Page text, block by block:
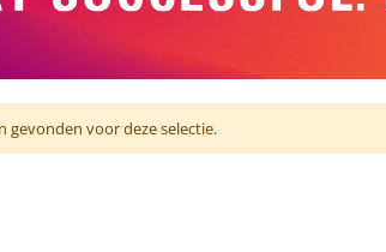
gevonden voor deze selectie.